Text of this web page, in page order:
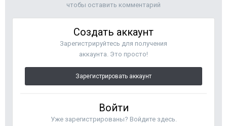
чтобы оставить комментарий
Создать аккаунт
Зарегистрируйтесь для получения
аккаунта. Это просто!
Зарегистрировать аккаунт
Войти
Уже зарегистрированы? Войдите здесь.